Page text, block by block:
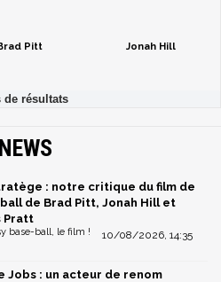
Pitt Jonah Hill
: notre critique du film de
de Brad Pitt, Jonah Hill et
Pratt
10/08/2026, 14:35
base-ball, le film !
Jobs : un acteur de renom